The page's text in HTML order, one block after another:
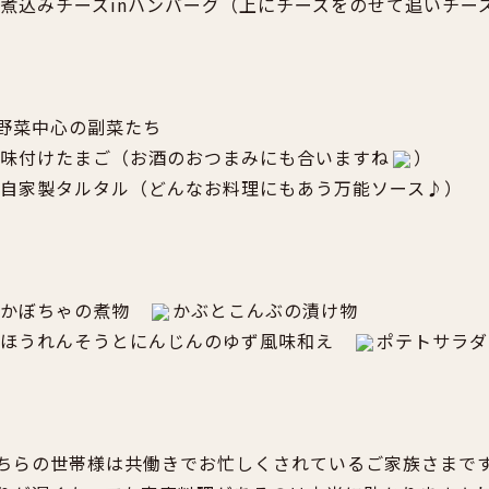
菜中心の副菜たち
味付けたまご（お酒のおつまみにも合いますね
）
自家製タルタル（どんなお料理にもあう万能ソース♪）
かぼちゃの煮物
かぶとこんぶの漬け物
ほうれんそうとにんじんのゆず風味和え
ポテトサラダ
らの世帯様は共働きでお忙しくされているご家族さまです